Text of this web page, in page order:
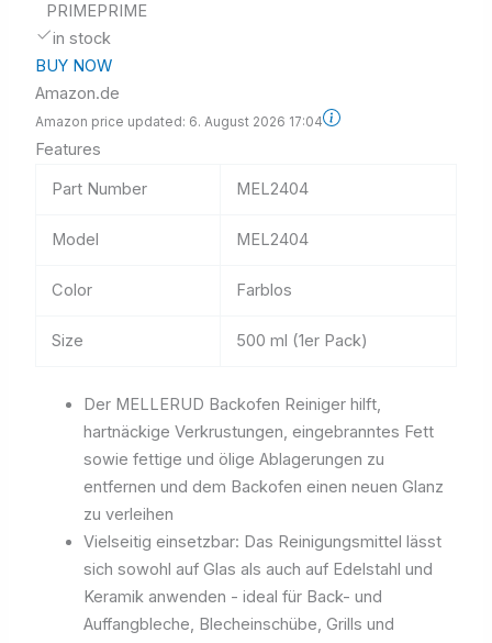
PRIMEPRIME
in stock
BUY NOW
Amazon.de
Amazon price updated: 6. August 2026 17:04
Features
Part Number
MEL2404
Model MEL2404
Color Farblos
Size 500 ml (1er Pack)
Der MELLERUD Backofen Reiniger hilft,
hartnäckige Verkrustungen, eingebranntes Fett
sowie fettige und ölige Ablagerungen zu
entfernen und dem Backofen einen neuen Glanz
zu verleihen
Vielseitig einsetzbar: Das Reinigungsmittel lässt
sich sowohl auf Glas als auch auf Edelstahl und
Keramik anwenden - ideal für Back- und
Auffangbleche, Blecheinschübe, Grills und